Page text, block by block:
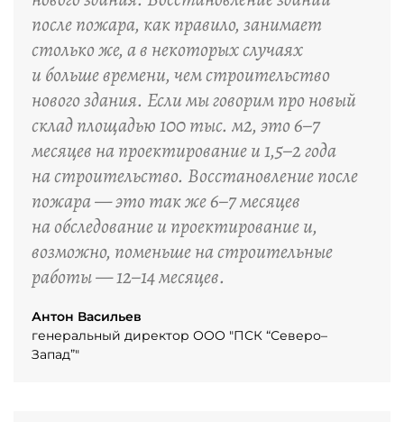
после пожара, как правило, занимает
столько же, а в некоторых случаях
и больше времени, чем строительство
нового здания. Если мы говорим про новый
склад площадью 100 тыс. м2, это 6–7
месяцев на проектирование и 1,5–2 года
на строительство. Восстановление после
пожара — это так же 6–7 месяцев
на обследование и проектирование и,
возможно, поменьше на строительные
работы — 12–14 месяцев.
Антон Васильев
генеральный директор ООО "ПСК “Северо–
Запад”"